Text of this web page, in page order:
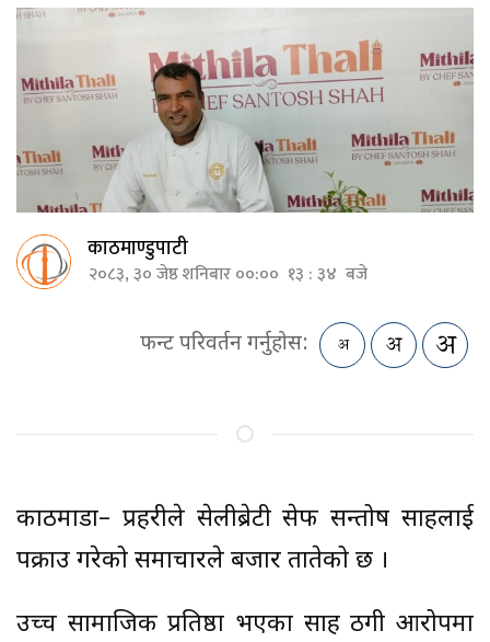
काठमाण्डुपाटी
२०८३, ३० जेष्ठ शनिबार ००:०० १३ : ३४ बजे
फन्ट परिवर्तन गर्नुहोस:
काठमाडौं– प्रहरीले सेलीब्रेटी सेफ सन्तोष साहलाई
पक्राउ गरेको समाचारले बजार तातेको छ ।
उच्च सामाजिक प्रतिष्ठा भएका साह ठगी आरोपमा